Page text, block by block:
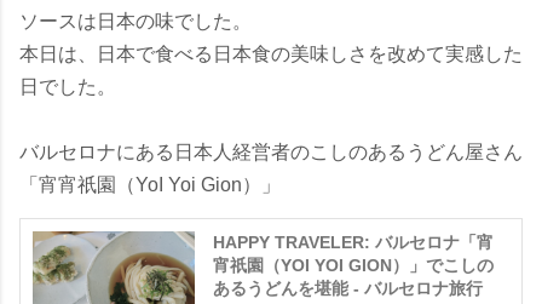
ソースは日本の味でした。
本日は、日本で食べる日本食の美味しさを改めて実感した
日でした。
バルセロナにある日本人経営者のこしのあるうどん屋さん
「宵宵祇園（YoI Yoi Gion）」
HAPPY TRAVELER: バルセロナ「宵
宵祇園（YOI YOI GION）」でこしの
あるうどんを堪能 - バルセロナ旅行